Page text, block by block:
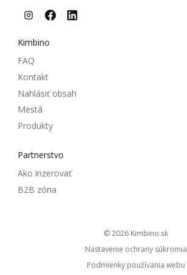
Kimbino
FAQ
Kontakt
Nahlásiť obsah
Mestá
Produkty
Partnerstvo
Ako inzerovať
B2B zóna
© 2026
kimbino.sk
Nastavenie ochrany súkromia
Podmienky používania webu